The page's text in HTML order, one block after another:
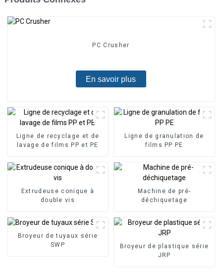
PC Crusher
En savoir plus
Ligne de recyclage et de
lavage de films PP et PE
Ligne de granulation de
films PP PE
Extrudeuse conique à
double vis
Machine de pré-
déchiquetage
Broyeur de tuyaux série
SWP
Broyeur de plastique série
JRP